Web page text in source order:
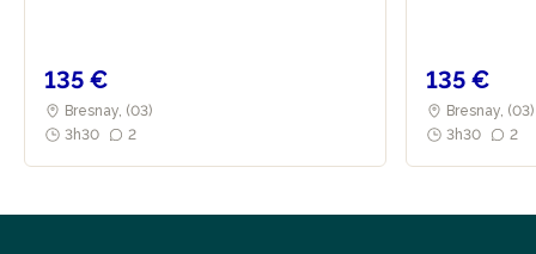
135 €
Bresnay, (03)
3h30
2
135 €
Bresnay, (03)
3h30
2